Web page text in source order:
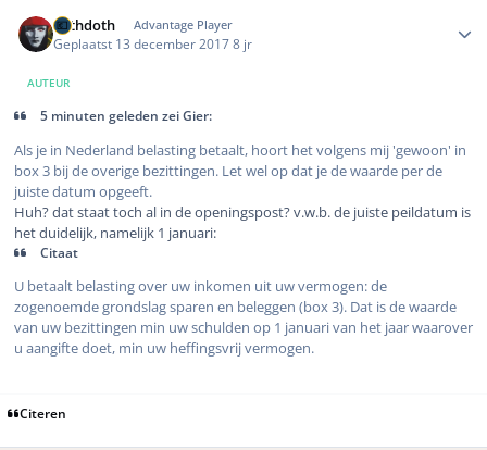
bethdoth Advantage Player
Geplaatst 13 december 20178 jr
AUTEUR
5 minuten geleden zei Gier:
Als je in Nederland belasting betaalt, hoort het volgens mij 'gewoon' in
box 3 bij de overige bezittingen. Let wel op dat je de waarde per de
juiste datum opgeeft.
Huh? dat staat toch al in de openingspost? v.w.b. de juiste peildatum is
het duidelijk, namelijk 1 januari:
Citaat
U betaalt belasting over uw inkomen uit uw vermogen: de
zogenoemde grondslag sparen en beleggen (box 3). Dat is de waarde
van uw bezittingen min uw schulden op 1 januari van het jaar waarover
u aangifte doet, min uw heffingsvrij vermogen.
Citeren